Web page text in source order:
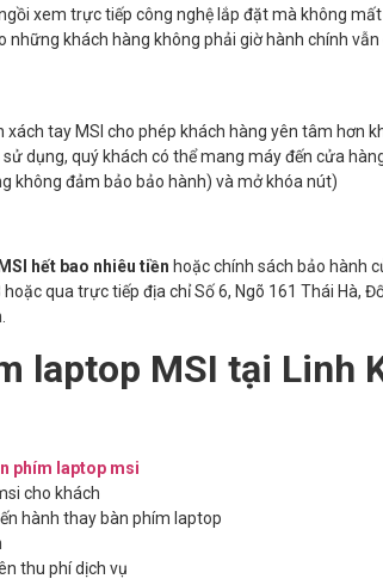
xem trực tiếp công nghệ lắp đặt mà không
những khách hàng không phải giờ hành chính
tay MSI cho phép khách hàng yên tâm hơn
dụng, quý khách có thể mang máy đến cửa
không đảm bảo bảo hành) và mở khóa nút)
hết bao nhiêu tiền hoặc chính sách bảo hành
qua trực tiếp địa chỉ Số 6, Ngõ 161 Thái Hà,
laptop MSI tại Linh
phím laptop msi
cho khách
hành thay bàn phím laptop
thu phí dịch vụ